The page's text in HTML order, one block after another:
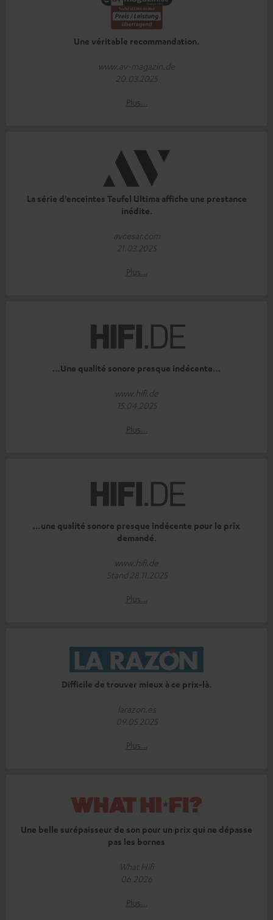
Une véritable recommandation.
www.av-magazin.de
20.03.2025
Plus…
La série d'enceintes Teufel Ultima affiche une prestance
inédite.
avcesar.com
21.03.2025
Plus…
…Une qualité sonore presque indécente…
www.hifi.de
15.04.2025
Plus…
…une qualité sonore presque indécente pour le prix
demandé.
www.hifi.de
Stand 28.11.2025
Plus…
Difficile de trouver mieux à ce prix-là.
larazon.es
09.05.2025
Plus…
Une belle surépaisseur de son pour un prix qui ne dépasse
pas les bornes
What Hifi
06.2026
Plus…